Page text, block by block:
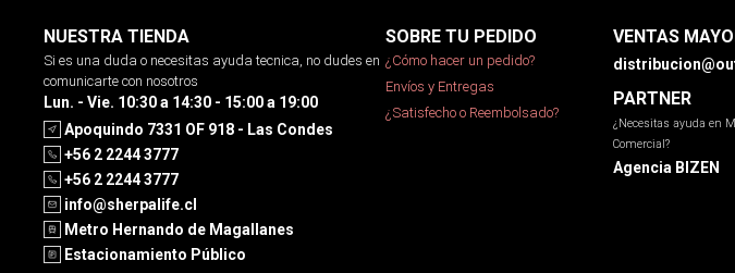
NUESTRA TIENDA
Si es una duda o necesitas ayuda tecnica, no dudes en
comunicarte con nosotros
Lun. - Vie. 10:30 a 14:30 - 15:00 a 19:00
Apoquindo 7331 OF 918 - Las Condes
+56 2 2244 3777
+56 2 2244 3777
info@sherpalife.cl
Metro Hernando de Magallanes
Estacionamiento Público
SOBRE TU PEDIDO
¿Cómo hacer un pedido?
Envíos y Entregas
¿Satisfecho o Reembolsado?
VENTAS
PARTNER
¿Necesitas ayuda en
Comercial?
Agencia BIZEN